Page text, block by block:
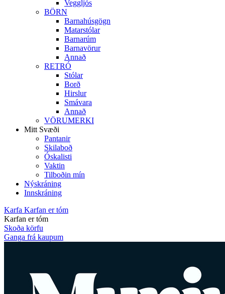
Veggljós
BÖRN
Barnahúsgögn
Matarstólar
Barnarúm
Barnavörur
Annað
RETRÓ
Stólar
Borð
Hirslur
Smávara
Annað
VÖRUMERKI
Mitt Svæði
Pantanir
Skilaboð
Óskalisti
Vaktin
Tilboðin mín
Nýskráning
Innskráning
Karfa Karfan er tóm
Karfan er tóm
Skoða körfu
Ganga frá kaupum